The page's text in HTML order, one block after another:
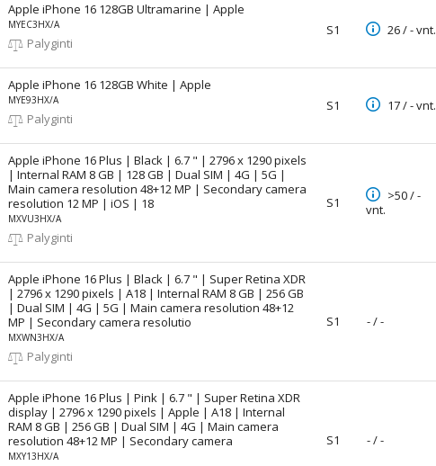
Apple iPhone 16 128GB Ultramarine | Apple
MYEC3HX/A
Palyginti
S1 26 / - vnt.
Apple iPhone 16 128GB White | Apple
MYE93HX/A
Palyginti
S1 17 / - vnt.
Apple iPhone 16 Plus | Black | 6.7 " | 2796 x 1290 pixels
| Internal RAM 8 GB | 128 GB | Dual SIM | 4G | 5G |
Main camera resolution 48+12 MP | Secondary camera
resolution 12 MP | iOS | 18
MXVU3HX/A
Palyginti
S1
>50 / -
vnt.
Apple iPhone 16 Plus | Black | 6.7 " | Super Retina XDR
| 2796 x 1290 pixels | A18 | Internal RAM 8 GB | 256 GB
| Dual SIM | 4G | 5G | Main camera resolution 48+12
MP | Secondary camera resolutio
MXWN3HX/A
Palyginti
S1 - / -
Apple iPhone 16 Plus | Pink | 6.7 " | Super Retina XDR
display | 2796 x 1290 pixels | Apple | A18 | Internal
RAM 8 GB | 256 GB | Dual SIM | 4G | Main camera
resolution 48+12 MP | Secondary camera
MXY13HX/A
S1 - / -